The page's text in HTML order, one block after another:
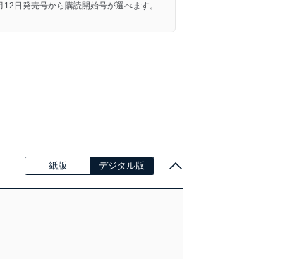
日発売号から購読開始号が選べます。
紙版 デジタル版